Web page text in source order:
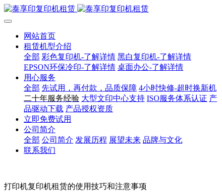
网站首页
租赁机型介绍
全部 彩色复印机-了解详情 黑白复印机-了解详情
EPSON环保冷印-了解详情 桌面办公-了解详情
用心服务
全部 先试用，再付款，品质保障 4小时快修-超时换新机
二十年服务经验 大型文印中心支持 ISO服务体系认证 产
品驱动下载 产品授权资质
立即免费试用
公司简介
全部 公司简介 发展历程 展望未来 品牌与文化
联系我们
打印机复印机租赁的使用技巧和注意事项